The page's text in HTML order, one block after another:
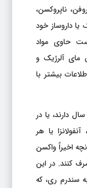
ناپروکسن،
داروساز خود
حاوی مواد
مای آلرژیک و
بیشتر با
کودکان و نوجوانانی که کمتر از ۱۸ سال دارند، یا در
یا هر
اخیراً واکسن
کنند. در این
سندرم ری، که